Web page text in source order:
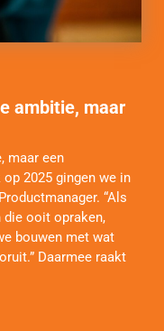
ambitie, maar
maar een
2025 gingen we in
“Als
ooit opraken,
bouwen met wat
Daarmee raakt